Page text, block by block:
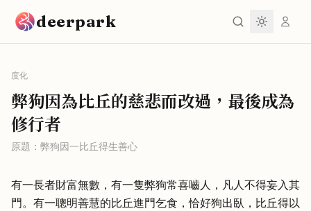
deerpark
度化
弊狗因為比丘的慈悲而改過，最後成為
修行者
原題： 弊狗因一比丘得生善心
有一長者財富無數，有一隻弊狗常喜嚙人，凡人不得妄入其
門。有一聰明善慧的比丘進門乞食，恰好狗出臥，比丘得以